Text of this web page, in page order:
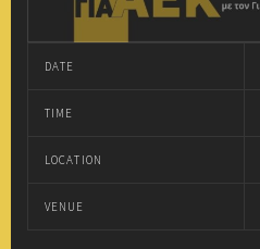
DATE
TIME
LOCATION
VENUE